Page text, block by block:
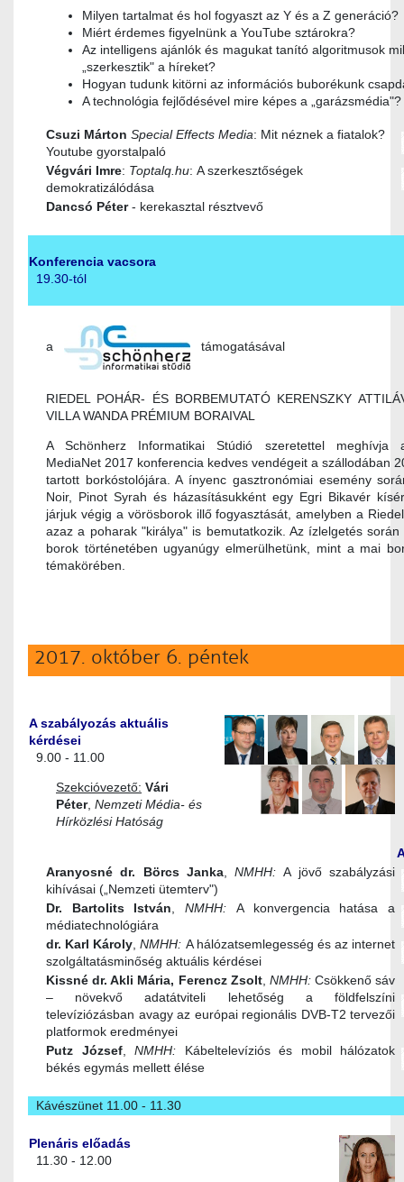
Milyen tartalmat és hol fogyaszt az Y és a Z generáció?
Miért érdemes figyelnünk a YouTube sztárokra?
Az intelligens ajánlók és magukat tanító algoritmusok
„szerkesztik" a híreket?
Hogyan tudunk kitörni az információs buborékunk
A technológia fejlődésével mire képes a „garázsmédia"?
Csuzi Márton Special Effects Media: Mit néznek a fiatalok?
Youtube gyorstalpaló
Végvári Imre: Toptalq.hu: A szerkesztőségek
demokratizálódása
Dancsó Péter- kerekasztal résztvevő
Konferencia vacsora
19.30-tól
a támogatásával
RIEDEL POHÁR- ÉS BORBEMUTATÓ KERENSZKY
VILLA WANDA PRÉMIUM BORAIVAL
A Schönherz Informatikai Stúdió szeretettel meghívja
MediaNet 2017 konferencia kedves vendégeit a szállodában
tartott borkóstolójára. A ínyenc gasztronómiai esemény
Noir, Pinot Syrah és házasításukként egy Egri Bikavér
járjuk végig a vörösborok illő fogyasztását, amelyben a
azaz a poharak "királya" is bemutatkozik. Az ízlelgetés
borok történetében ugyanúgy elmerülhetünk, mint a mai
témakörében.
2017. október 6. péntek
A szabályozás aktuális
kérdései
9.00 - 11.00
Szekcióvezető: Vári
Péter, Nemzeti Média- és
Hírközlési Hatóság
Aranyosné dr. Börcs Janka,NMHH:A jövő szabályzási
kihívásai („Nemzeti ütemterv")
Dr. Bartolits István,NMHH: A konvergencia hatása a
médiatechnológiára
dr. Karl Károly,NMHH: A hálózatsemlegesség és az internet
szolgáltatásminőség aktuális kérdései
Kissné dr. Akli Mária, Ferencz Zsolt, NMHH:Csökkenő sáv
– növekvő adatátviteli lehetőség a földfelszíni
televíziózásban avagy az európai regionális DVB-T2 tervezői
platformok eredményei
Putz József, NMHH: Kábeltelevíziós és mobil hálózatok
békés egymás mellett élése
Kávészünet 11.00 - 11.30
Plenáris előadás
11.30 - 12.00